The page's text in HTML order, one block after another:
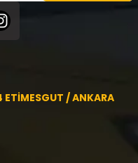
/ ANKARA